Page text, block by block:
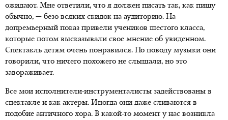
ожидают. Мне ответили, что я должен писать так, как пишу
обычно, — безо всяких скидок на аудиторию. На
допремьерный показ привели учеников шестого класса,
которые потом высказывали свое мнение об увиденном.
Спектакль детям очень понравился. По поводу музыки они
говорили, что ничего похожего не слышали, но это
завораживает.
Все мои исполнители-инструменталисты задействованы в
спектакле и как актеры. Иногда они даже сливаются в
подобие античного хора. В какой-то момент у нас возникла